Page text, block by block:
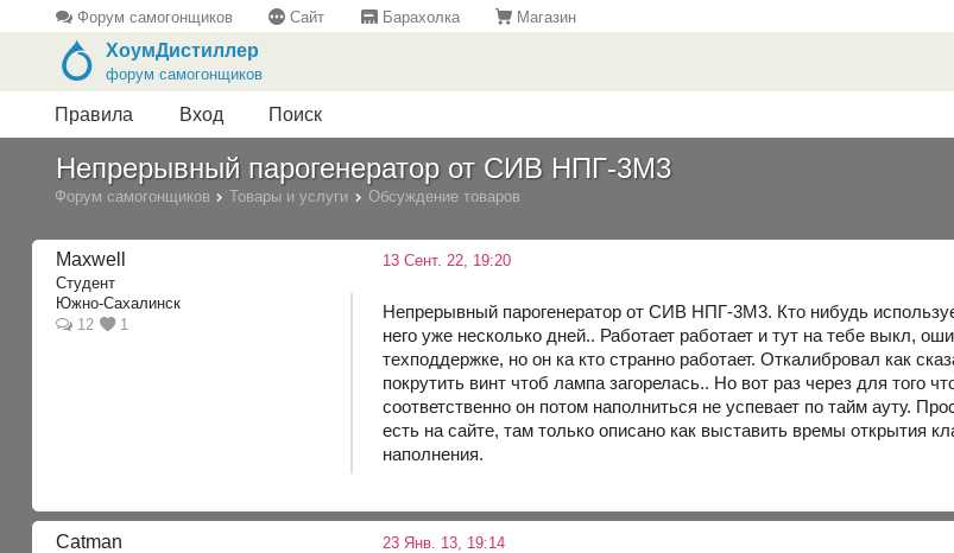
Форум самогонщиков Сайт Барахолка Магазин
ХоумДистиллер
форум самогонщиков
Правила Вход Поиск
Непрерывный парогенератор от СИВ НПГ-3М3
Форум самогонщиков Товары и услуги Обсуждение товаров
Maxwell
Студент
Южно-Сахалинск
12
1
13 Сент. 22, 19:20
Непрерывный парогенератор от СИВ НПГ-3М3. Кто нибудь
него уже несколько дней.. Работает работает и тут на тебе выкл,
техподдержке, но он ка кто странно работает. Откалибровал как
покрутить винт чтоб лампа загорелась.. Но вот раз через для того
соответственно он потом наполниться не успевает по тайм ауту.
есть на сайте, там только описано как выставить времы открытия
наполнения.
Catman 23 Янв. 13, 19:14